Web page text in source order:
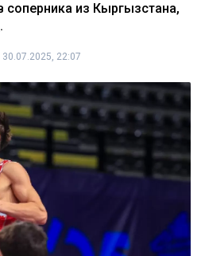
соперника из Кыргызстана,
.
30.07.2025, 22:07